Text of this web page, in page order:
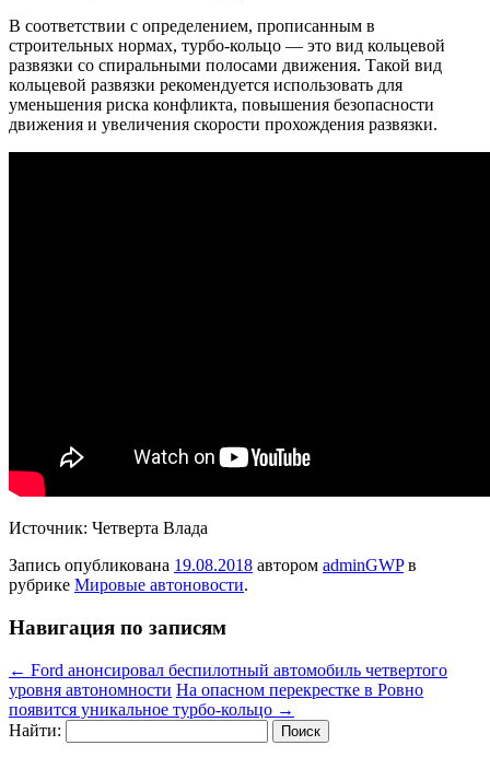
В соответствии с определением, прописанным в
строительных нормах, турбо-кольцо — это вид кольцевой
развязки со спиральными полосами движения. Такой вид
кольцевой развязки рекомендуется использовать для
уменьшения риска конфликта, повышения безопасности
движения и увеличения скорости прохождения развязки.
Источник: Четверта Влада
Запись опубликована 19.08.2018 автором adminGWPв
рубрике Мировые автоновости.
Навигация по записям
← Ford анонсировал беспилотный автомобиль четвертого
уровня автономности На опасном перекрестке в Ровно
появится уникальное турбо-кольцо →
Найти: